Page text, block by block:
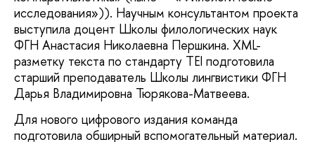
исследования»)). Научным консультантом проекта
выступила доцент Школы филологических наук
ФГН Анастасия Николаевна Першкина. XML-
разметку текста по стандарту TEI подготовила
старший преподаватель Школы лингвистики ФГН
Дарья Владимировна Тюрякова-Матвеева.
Для нового цифрового издания команда
подготовила обширный вспомогательный материал.